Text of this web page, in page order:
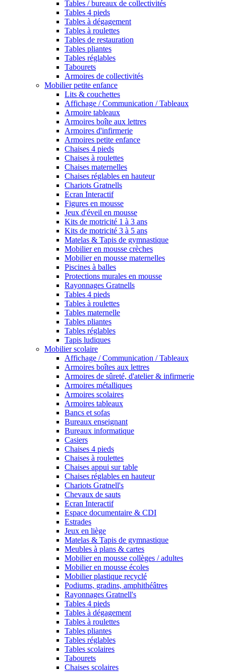
Tables / bureaux de collectivités
Tables 4 pieds
Tables à dégagement
Tables à roulettes
Tables de restauration
Tables pliantes
Tables réglables
Tabourets
Armoires de collectivités
Mobilier petite enfance
Lits & couchettes
Affichage / Communication / Tableaux
Armoire tableaux
Armoires boîte aux lettres
Armoires d'infirmerie
Armoires petite enfance
Chaises 4 pieds
Chaises à roulettes
Chaises maternelles
Chaises réglables en hauteur
Chariots Gratnells
Ecran Interactif
Figures en mousse
Jeux d'éveil en mousse
Kits de motricité 1 à 3 ans
Kits de motricité 3 à 5 ans
Matelas & Tapis de gymnastique
Mobilier en mousse crèches
Mobilier en mousse maternelles
Piscines à balles
Protections murales en mousse
Rayonnages Gratnells
Tables 4 pieds
Tables à roulettes
Tables maternelle
Tables pliantes
Tables réglables
Tapis ludiques
Mobilier scolaire
Affichage / Communication / Tableaux
Armoires boîtes aux lettres
Armoires de sûreté, d'atelier & infirmerie
Armoires métalliques
Armoires scolaires
Armoires tableaux
Bancs et sofas
Bureaux enseignant
Bureaux informatique
Casiers
Chaises 4 pieds
Chaises à roulettes
Chaises appui sur table
Chaises réglables en hauteur
Chariots Gratnell's
Chevaux de sauts
Ecran Interactif
Espace documentaire & CDI
Estrades
Jeux en liège
Matelas & Tapis de gymnastique
Meubles à plans & cartes
Mobilier en mousse collèges / adultes
Mobilier en mousse écoles
Mobilier plastique recyclé
Podiums, gradins, amphithéâtres
Rayonnages Gratnell's
Tables 4 pieds
Tables à dégagement
Tables à roulettes
Tables pliantes
Tables réglables
Tables scolaires
Tabourets
Chaises scolaires